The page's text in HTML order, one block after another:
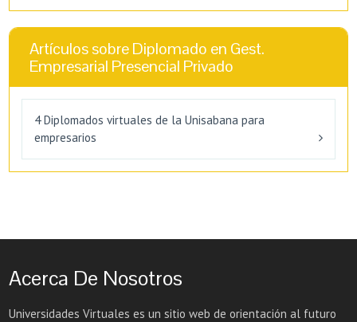
Artículos sobre Diplomado en Gest.
Empresarial Presencial Privado
4 Diplomados virtuales de la Unisabana para
empresarios
Acerca De Nosotros
Universidades Virtuales es un sitio web de orientación al futuro